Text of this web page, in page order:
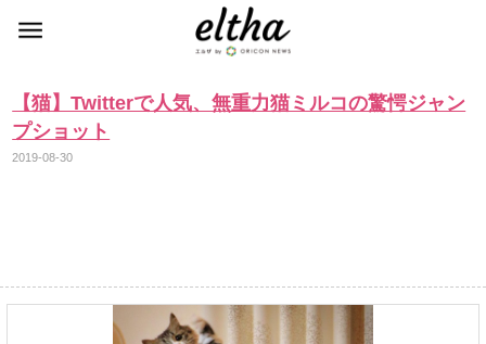
【猫】Twitterで人気、無重力猫ミルコの驚愕ジャン
プショット
2019-08-30